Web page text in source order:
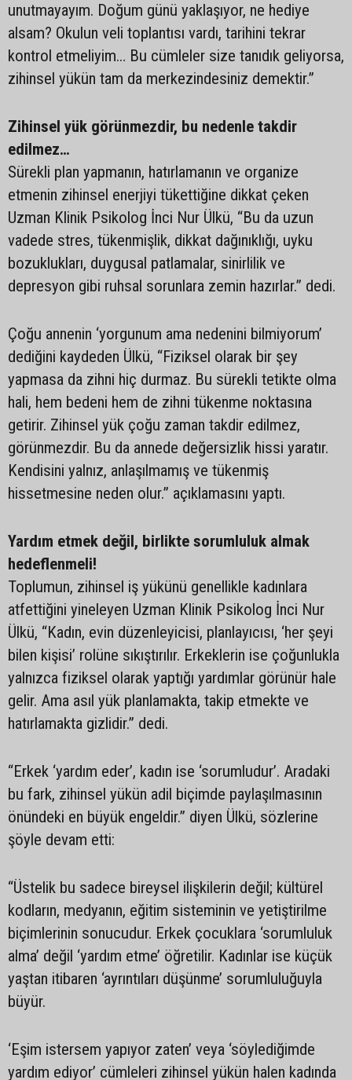
unutmayayım. Doğum günü yaklaşıyor, ne hediye
alsam? Okulun veli toplantısı vardı, tarihini tekrar
kontrol etmeliyim… Bu cümleler size tanıdık geliyorsa,
zihinsel yükün tam da merkezindesiniz demektir.”
Zihinsel yük görünmezdir, bu nedenle takdir
edilmez…
Sürekli plan yapmanın, hatırlamanın ve organize
etmenin zihinsel enerjiyi tükettiğine dikkat çeken
Uzman Klinik Psikolog İnci Nur Ülkü, “Bu da uzun
vadede stres, tükenmişlik, dikkat dağınıklığı, uyku
bozuklukları, duygusal patlamalar, sinirlilik ve
depresyon gibi ruhsal sorunlara zemin hazırlar.” dedi.
Çoğu annenin ‘yorgunum ama nedenini bilmiyorum’
dediğini kaydeden Ülkü, “Fiziksel olarak bir şey
yapmasa da zihni hiç durmaz. Bu sürekli tetikte olma
hali, hem bedeni hem de zihni tükenme noktasına
getirir. Zihinsel yük çoğu zaman takdir edilmez,
görünmezdir. Bu da annede değersizlik hissi yaratır.
Kendisini yalnız, anlaşılmamış ve tükenmiş
hissetmesine neden olur.” açıklamasını yaptı.
Yardım etmek değil, birlikte sorumluluk almak
hedeflenmeli!
Toplumun, zihinsel iş yükünü genellikle kadınlara
atfettiğini yineleyen Uzman Klinik Psikolog İnci Nur
Ülkü, “Kadın, evin düzenleyicisi, planlayıcısı, ‘her şeyi
bilen kişisi’ rolüne sıkıştırılır. Erkeklerin ise çoğunlukla
yalnızca fiziksel olarak yaptığı yardımlar görünür hale
gelir. Ama asıl yük planlamakta, takip etmekte ve
hatırlamakta gizlidir.” dedi.
“Erkek ‘yardım eder’, kadın ise ‘sorumludur’. Aradaki
bu fark, zihinsel yükün adil biçimde paylaşılmasının
önündeki en büyük engeldir.” diyen Ülkü, sözlerine
şöyle devam etti:
“Üstelik bu sadece bireysel ilişkilerin değil; kültürel
kodların, medyanın, eğitim sisteminin ve yetiştirilme
biçimlerinin sonucudur. Erkek çocuklara ‘sorumluluk
alma’ değil ‘yardım etme’ öğretilir. Kadınlar ise küçük
yaştan itibaren ‘ayrıntıları düşünme’ sorumluluğuyla
büyür.
‘Eşim istersem yapıyor zaten’ veya ‘söylediğimde
yardım ediyor’ cümleleri zihinsel yükün halen kadında